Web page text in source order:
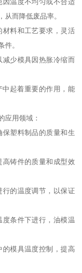
而降低废品率。
料和工艺要求，灵活
件。
少模具因热胀冷缩而
起着重要的作用，能
应用领域：
塑料制品的质量和生
铸件的质量和成型效
的温度调节，以保证
条件下进行，油模温
模具温度控制，提高